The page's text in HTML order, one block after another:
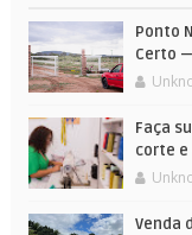
Ponto
Certo
Faça
corte e
Venda